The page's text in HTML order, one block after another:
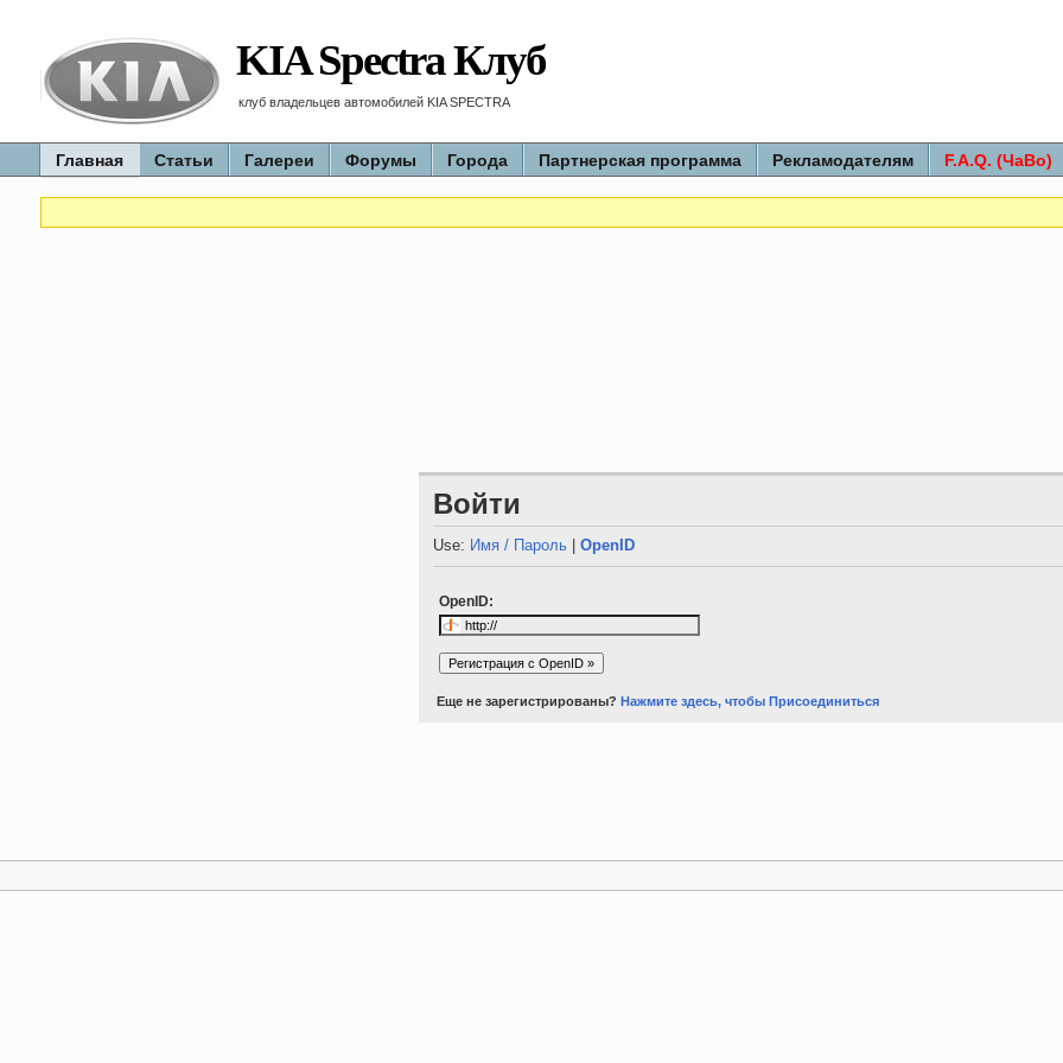
KIA Spectra Клуб
клуб владельцев автомобилей KIA SPECTRA
Главная Статьи Галереи Форумы Города Партнерская программа Рекламодателям F.A.Q. (ЧаВо)
Войти
Use: Имя / Пароль| OpenID
OpenID:
Еще не зарегистрированы? Нажмите здесь, чтобы Присоединиться